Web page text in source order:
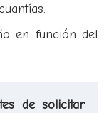
en función del
de solicitar